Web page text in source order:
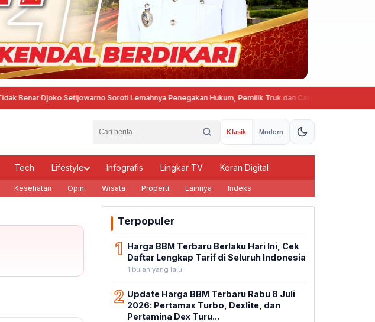
·Djoko Setijowarno Soroti Lemahnya Penegakan Hukum, Pemilik Truk dan Cargo Owner Harus Ikut
Klasik Modern
Tech Lifestyle Infografis Lingkar TV Koran Digital
Kesehatan Opini Wisata Properti Lainnya Indeks
Terpopuler
1 Harga BBM Terbaru Berlaku Hari Ini, Cek
Daftar Lengkap Tarif di Seluruh Indonesia
1 bulan yang lalu
2 Update Harga BBM Terbaru Rabu 8 Juli
2026: Pertamax Turbo, Dexlite, dan
Pertamina Dex Turu...